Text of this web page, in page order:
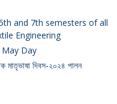
and 7th semesters of all
Engineering
Day
মাতৃভাষা দিবস-২০২৪ পালন